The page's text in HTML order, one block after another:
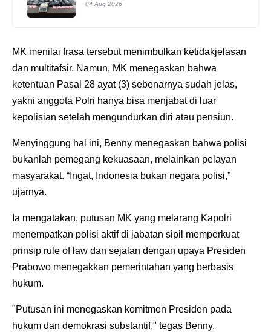
04 Aug 2026
MK menilai frasa tersebut menimbulkan ketidakjelasan
dan multitafsir. Namun, MK menegaskan bahwa
ketentuan Pasal 28 ayat (3) sebenarnya sudah jelas,
yakni anggota Polri hanya bisa menjabat di luar
kepolisian setelah mengundurkan diri atau pensiun.
Menyinggung hal ini, Benny menegaskan bahwa polisi
bukanlah pemegang kekuasaan, melainkan pelayan
masyarakat. “Ingat, Indonesia bukan negara polisi,”
ujarnya.
Ia mengatakan, putusan MK yang melarang Kapolri
menempatkan polisi aktif di jabatan sipil memperkuat
prinsip rule of law dan sejalan dengan upaya Presiden
Prabowo menegakkan pemerintahan yang berbasis
hukum.
"Putusan ini menegaskan komitmen Presiden pada
hukum dan demokrasi substantif," tegas Benny.